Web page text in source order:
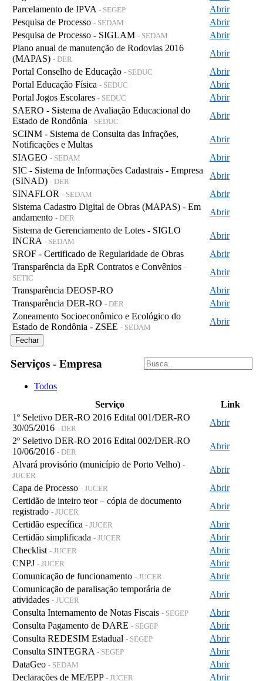
Parcelamento de IPVA - SEGEP
Abrir
Pesquisa de Processo - SEDAM
Abrir
Pesquisa de Processo - SIGLAM - SEDAM
Abrir
Plano anual de manutenção de Rodovias 2016
(MAPAS) - DER
Abrir
Portal Conselho de Educação - SEDUC
Abrir
Portal Educação Física - SEDUC
Abrir
Portal Jogos Escolares - SEDUC
Abrir
SAERO - Sistema de Avaliação Educacional do
Estado de Rondônia - SEDUC
Abrir
SCINM - Sistema de Consulta das Infrações,
Notificações e Multas
Abrir
SIAGEO - SEDAM
Abrir
SIC - Sistema de Informações Cadastrais - Empresa
(SINAD) - DER
Abrir
SINAFLOR - SEDAM
Abrir
Sistema Cadastro Digital de Obras (MAPAS) - Em
andamento - DER
Abrir
Sistema de Gerenciamento de Lotes - SIGLO
INCRA - SEDAM
Abrir
SROF - Certificado de Regularidade de Obras
Abrir
Transparência da EpR Contratos e Convênios -
SETIC
Abrir
Transparência DEOSP-RO
Abrir
Transparência DER-RO - DER
Abrir
Zoneamento Socioeconômico e Ecológico do
Estado de Rondônia - ZSEE - SEDAM
Abrir
Fechar
Serviços - Empresa
Todos
Serviço
Link
1º Seletivo DER-RO 2016 Edital 001/DER-RO
30/05/2016 - DER
Abrir
2º Seletivo DER-RO 2016 Edital 002/DER-RO
10/06/2016 - DER
Abrir
Alvará provisório (município de Porto Velho) -
JUCER
Abrir
Capa de Processo - JUCER
Abrir
Certidão de inteiro teor – cópia de documento
registrado - JUCER
Abrir
Certidão específica - JUCER
Abrir
Certidão simplificada - JUCER
Abrir
Checklist - JUCER
Abrir
CNPJ - JUCER
Abrir
Comunicação de funcionamento - JUCER
Abrir
Comunicação de paralisação temporária de
atividades - JUCER
Abrir
Consulta Internamento de Notas Fiscais - SEGEP
Abrir
Consulta Pagamento de DARE - SEGEP
Abrir
Consulta REDESIM Estadual - SEGEP
Abrir
Consulta SINTEGRA - SEGEP
Abrir
DataGeo - SEDAM
Abrir
Declarações de ME/EPP - JUCER Abrir